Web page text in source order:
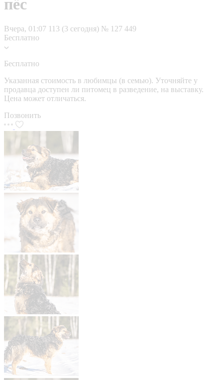
пёс
Вчера, 01:07 113 (3 сегодня) № 127 449
Бесплатно
Бесплатно
Указанная стоимость в любимцы (в семью). Уточняйте у
продавца доступен ли питомец в разведение, на выставку.
Цена может отличаться.
Позвонить